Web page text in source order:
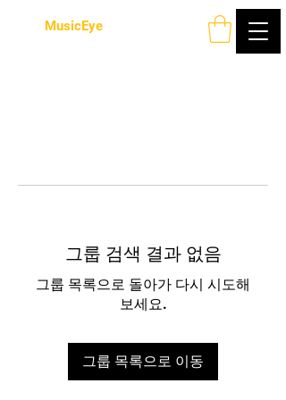
MusicEye
그룹 검색 결과 없음
그룹 목록으로 돌아가 다시 시도해
보세요.
그룹 목록으로 이동